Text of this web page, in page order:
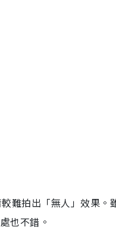
難拍出「無人」效果。
也不錯。